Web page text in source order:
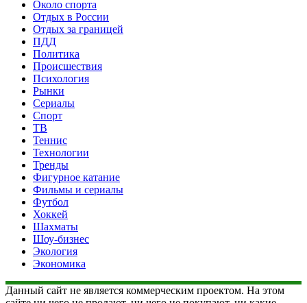
Около спорта
Отдых в России
Отдых за границей
ПДД
Политика
Происшествия
Психология
Рынки
Сериалы
Спорт
ТВ
Теннис
Технологии
Тренды
Фигурное катание
Фильмы и сериалы
Футбол
Хоккей
Шахматы
Шоу-бизнес
Экология
Экономика
Данный сайт не является коммерческим проектом. На этом